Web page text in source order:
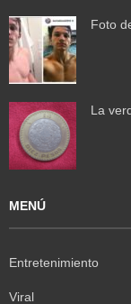
Foto
La
MENÚ
Entretenimiento
Viral